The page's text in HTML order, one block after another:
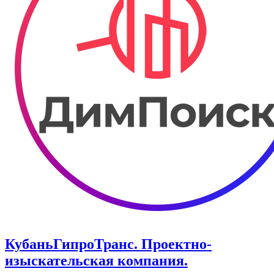
КубаньГипроТранс. Проектно-
изыскательская компания.